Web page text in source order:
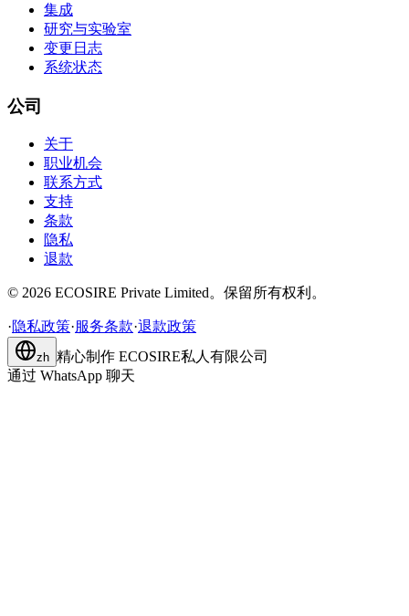
集成
研究与实验室
变更日志
系统状态
公司
关于
职业机会
联系方式
支持
条款
隐私
退款
© 2026 ECOSIRE Private Limited。保留所有权利。
·隐私政策·服务条款·退款政策
zh 精心制作 ECOSIRE私人有限公司
通过 WhatsApp 聊天